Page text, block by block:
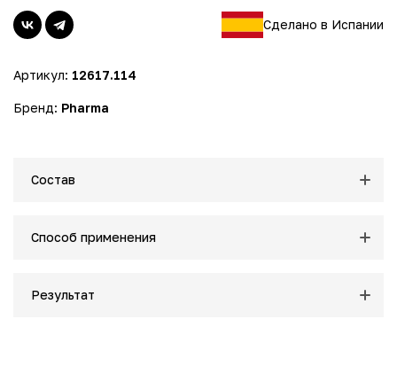
гладкой.
- Способствует восстановлению защитного барьера
- Интенсивное питание и защита: Алоэ Вера оказывает
успокаивающее и увлажняющее действие.
- Защищает природный гидролипидный барьер кожи,
Омега-6 жирных кислот помогает восстановить
предотвращая стянутость и дискомфорт.
раздражения. Не содержит агрессивных химических
Сделано в Испании
Артикул: 12617.114
Бренд: Pharma
Состав
Способ применения
Результат